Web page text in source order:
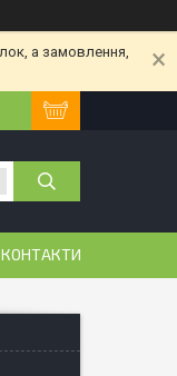
а замовлення,
КОНТАКТИ